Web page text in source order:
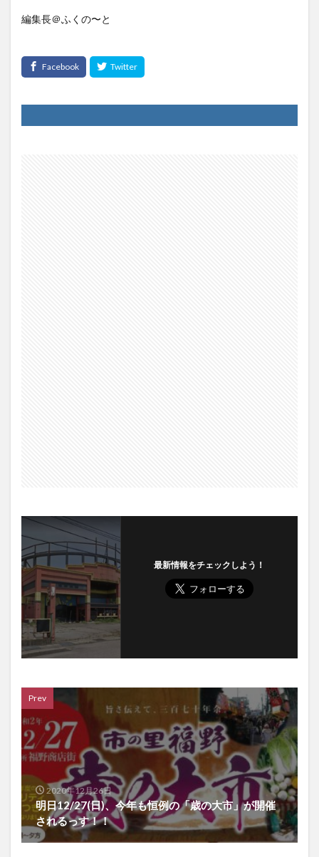
編集長＠ふくの〜と
最新情報をチェックしよう！
Prev
2020年12月26日
明日12/27(日)、今年も恒例の「歳の大市」が開催
されるっす！！